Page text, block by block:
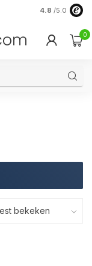
Verzending
4.8 /5.0
0